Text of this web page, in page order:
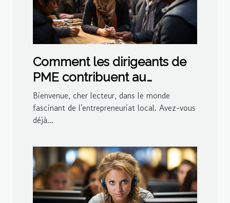
Comment les dirigeants de
PME contribuent au
dynamisme économique
local
Bienvenue, cher lecteur, dans le monde
fascinant de l'entrepreneuriat local. Avez-vous
déjà...